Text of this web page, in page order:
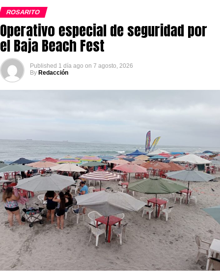
ROSARITO
Operativo especial de seguridad por
el Baja Beach Fest
Published 1 día ago on 7 agosto, 2026
By Redacción